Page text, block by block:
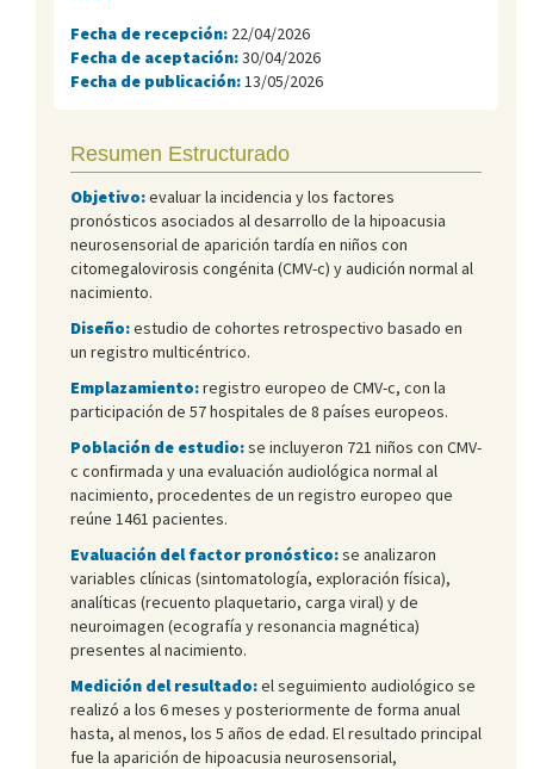
Fecha de recepción: 22/04/2026
Fecha de aceptación:30/04/2026
Fecha de publicación: 13/05/2026
Resumen Estructurado
Objetivo:evaluar la incidencia y los factores
pronósticos asociados al desarrollo de la hipoacusia
neurosensorial de aparición tardía en niños con
citomegalovirosis congénita (CMV-c) y audición normal al
nacimiento.
Diseño:estudio de cohortes retrospectivo basado en
un registro multicéntrico.
Emplazamiento:registro europeo de CMV-c, con la
participación de 57 hospitales de 8 países europeos.
Población de estudio:se incluyeron 721 niños con CMV-
c confirmada y una evaluación audiológica normal al
nacimiento, procedentes de un registro europeo que
reúne 1461 pacientes.
Evaluación del factor pronóstico:se analizaron
variables clínicas (sintomatología, exploración física),
analíticas (recuento plaquetario, carga viral) y de
neuroimagen (ecografía y resonancia magnética)
presentes al nacimiento.
Medición del resultado:el seguimiento audiológico se
realizó a los 6 meses y posteriormente de forma anual
hasta, al menos, los 5 años de edad. El resultado principal
fue la aparición de hipoacusia neurosensorial,